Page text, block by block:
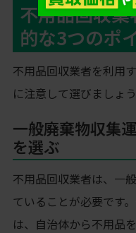
不用品回収
的な3つのポ
不用品回収業者を利用
に注意して選びましょう
一般廃棄物収集
を選ぶ
不用品回収業者は、一
ていることが必要です
は、自治体から不用品